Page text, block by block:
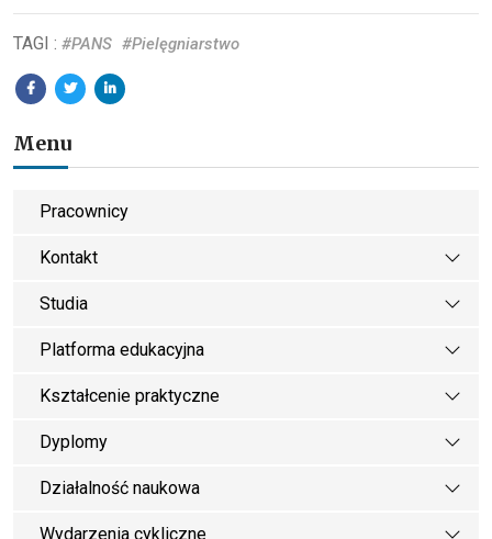
Menu
Pracownicy
Kontakt
Studia
Platforma edukacyjna
Kształcenie praktyczne
Dyplomy
Działalność naukowa
Wydarzenia cykliczne
TAGI : #PANS #Pielęgniarstwo